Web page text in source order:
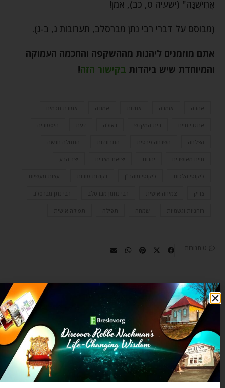
אֲחִישֶׁנָּה" (ישעיה ס, כב), אמן!
(מבוסס על דברי רבי נתן מברסלב, תערובות ג, ב-ג).
אתם מוזמנים ליהנות מההשקפה והחכמה העמוקה
והמיוחדת שיש ביהדות בקישור הזה!
אמונת חכמים
אתגרי חיים בית המקדש היסטוריה
הצלחה השגחה פרטית התבודדות התחלה חדשה
חיים מאושרים יציאת מצרים יצר הרע
ליקוטי הלכות ליקוטי מוהר"ן נקודות טובות עצות מעשיות
צדיק צמיחה אישית רבי נחמן מברסלב רבי נתן מברסלב
רוחניות וגשמיות שמחה תפילה תפילה אישית
0 תגובות
Ozer Bergman is an editor for the
Breslov Research Institute, a
spiritual coach, and author of
Where Earth and Heaven Kiss: A
Practical Guide to Rebbe